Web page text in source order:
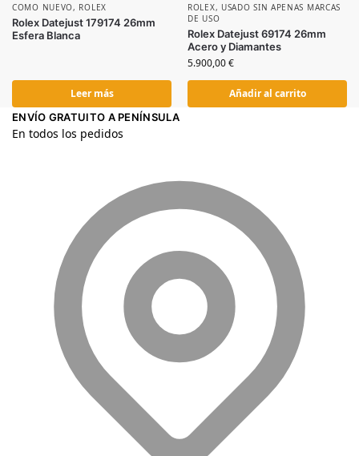
COMO NUEVO, ROLEX
Rolex Datejust 179174 26mm
Esfera Blanca
Leer más
ROLEX, USADO SIN APENAS MARCAS
DE USO
Rolex Datejust 69174 26mm
Acero y Diamantes
5.900,00€
Añadir al carrito
ENVÍO GRATUITO A PENÍNSULA
En todos los pedidos